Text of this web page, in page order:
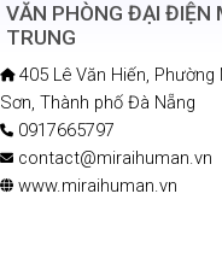
VĂN PHÒNG ĐẠI ĐIỆN
TRUNG
405 Lê Văn Hiến, Phường
Sơn, Thành phố Đà Nẵng
0917665797
contact@miraihuman.vn
www.miraihuman.vn